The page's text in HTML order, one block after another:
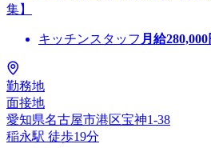
集】
キッチンスタッフ 月給280,000
勤務地
面接地
愛知県名古屋市港区宝神1-38
稲永駅 徒歩19分